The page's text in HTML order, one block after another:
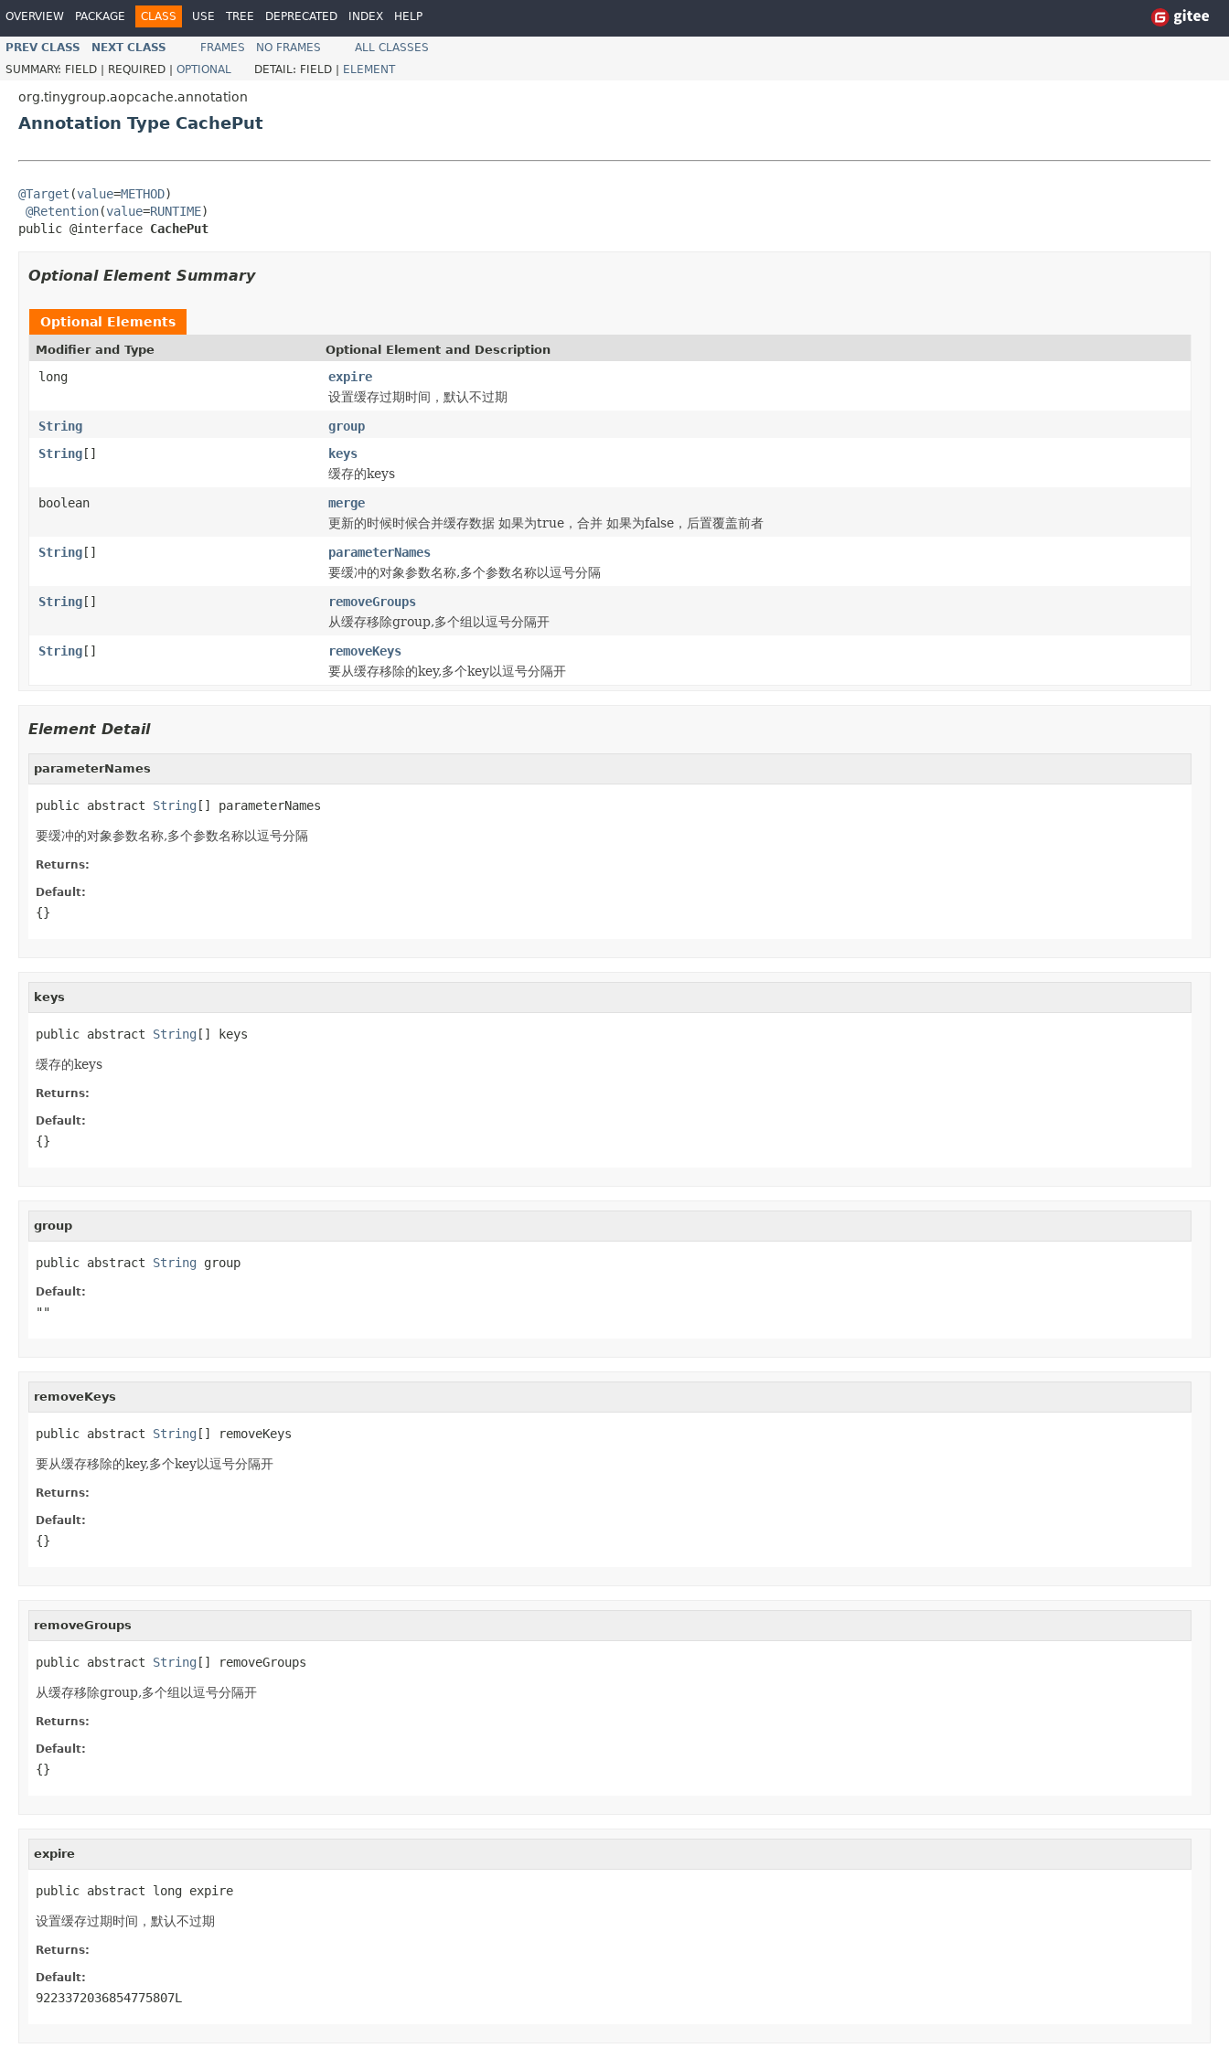
OVERVIEW PACKAGE CLASS USE TREE DEPRECATED INDEX HELP
PREV CLASS NEXT CLASS FRAMES NO FRAMES
ALL CLASSES
SUMMARY: FIELD | REQUIRED | OPTIONAL DETAIL: FIELD | ELEMENT
org.tinygroup.aopcache.annotation
Annotation Type CachePut
@Target (value=METHOD)
@Retention(value=RUNTIME)
public @interface CachePut
Optional Element Summary
Optional Elements
Modifier and Type Optional Element and Description
long
expire
设置缓存过期时间，默认不过期
String
group
String[]
keys
缓存的keys
boolean
merge
更新的时候时候合并缓存数据 如果为true，合并 如果为false，后置覆盖前者
String[]
parameterNames
要缓冲的对象参数名称,多个参数名称以逗号分隔
String[]
removeGroups
从缓存移除group,多个组以逗号分隔开
String[]
removeKeys
要从缓存移除的key,多个key以逗号分隔开
Element Detail
parameterNames
public abstract String [] parameterNames
要缓冲的对象参数名称,多个参数名称以逗号分隔
Returns:
Default:
{}
keys
public abstract String [] keys
缓存的keys
Returns:
Default:
{}
group
public abstract String group
Default:
""
removeKeys
public abstract String [] removeKeys
要从缓存移除的key,多个key以逗号分隔开
Returns:
Default:
{}
removeGroups
public abstract String [] removeGroups
从缓存移除group,多个组以逗号分隔开
Returns:
Default:
{}
expire
public abstract long expire
设置缓存过期时间，默认不过期
Returns:
Default:
9223372036854775807L